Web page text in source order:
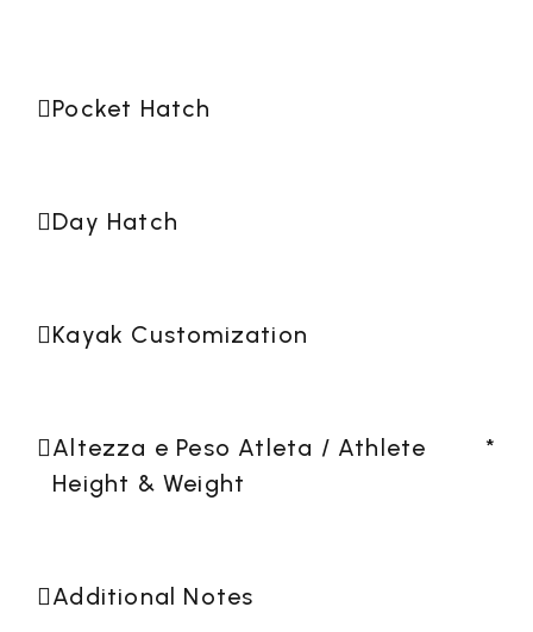
Pocket Hatch
Day Hatch
Kayak Customization
Altezza e Peso Atleta / Athlete
Height & Weight
*
Additional Notes